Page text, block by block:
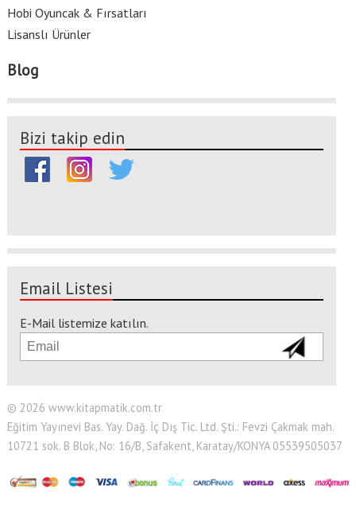
Hobi Oyuncak & Fırsatları
Lisanslı Ürünler
Blog
Bizi takip edin
Email Listesi
E-Mail listemize katılın.
© 2026 www.kitapmatik.com.tr
Eğitim Yayınevi Bas. Yay. Dağ. İç Dış Tic. Ltd. Şti.: Fevzi Çakmak mah.
10721 sok. B Blok, No: 16/B, Safakent, Karatay/KONYA 05539505037